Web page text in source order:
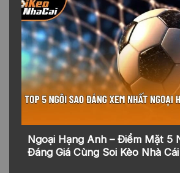
Ngoại Hạng Anh – Điểm Mặt 5
Đáng Giá Cùng Soi Kèo Nhà Cái